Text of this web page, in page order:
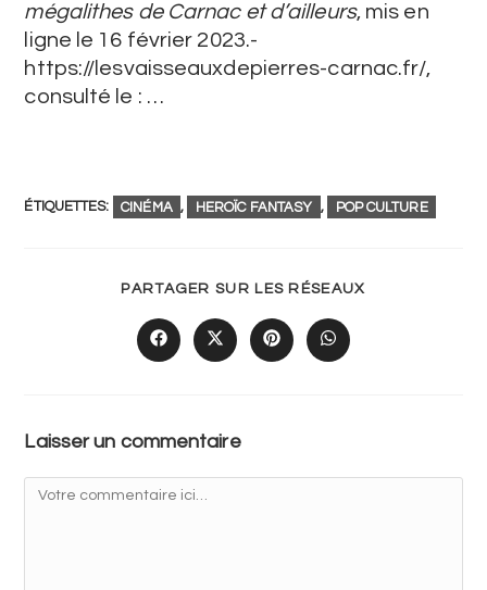
mégalithes de Carnac et d’ailleurs, mis en
ligne le 16 février 2023.-
https://lesvaisseauxdepierres-carnac.fr/,
consulté le : …
ÉTIQUETTES: CINÉMA , HEROÏC FANTASY , POP CULTURE
PARTAGER SUR LES RÉSEAUX
Laisser un commentaire